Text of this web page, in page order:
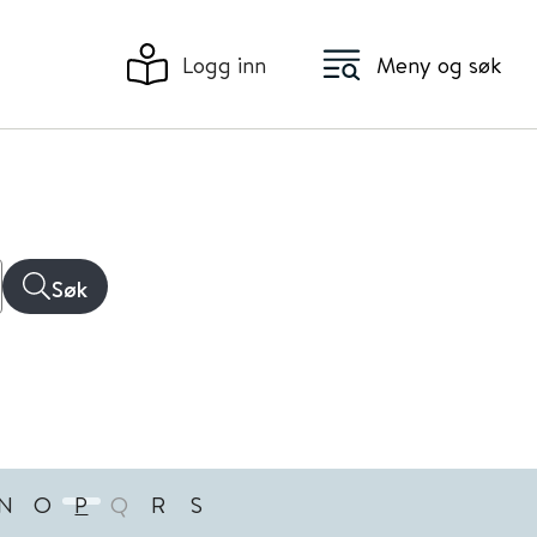
Logg inn Meny og søk
Søk
O P Q R S